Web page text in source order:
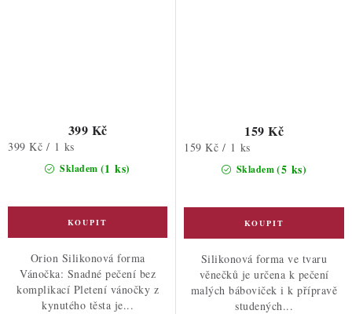
Skladem (1 ks)
399 Kč
Měrná
399 Kč / 1 ks
Orion Silikonová forma
Vánočka: Snadné pečení bez
komplikací Pletení vánočky z
kynutého těsta je...
Skladem(5 ks)
159 Kč
Měrná
159 Kč / 1 ks
Silikonová forma ve tvaru
věnečků je určena k pečení
malých báboviček i k přípravě
studených...